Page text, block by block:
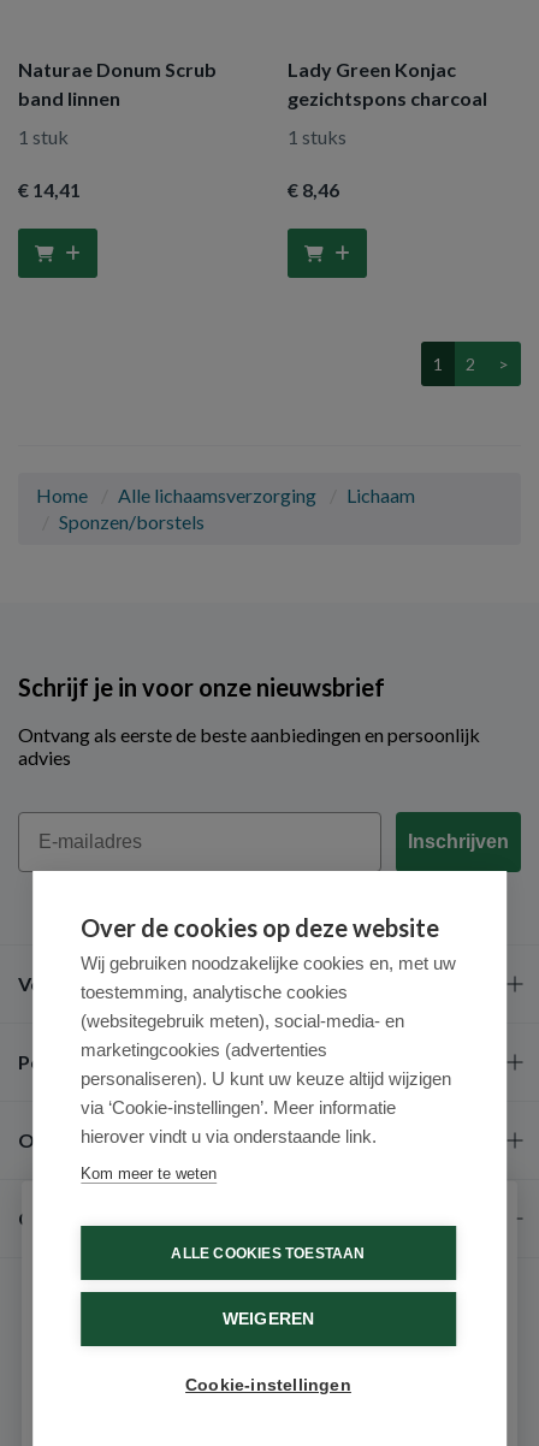
Naturae Donum Scrub
band linnen
1 stuk
€ 14,41
Lady Green Konjac
gezichtspons charcoal
1 stuks
€ 8,46
1 2 >
Home Alle lichaamsverzorging
Lichaam
Sponzen/borstels
Schrijf je in voor onze nieuwsbrief
Ontvang als eerste de beste aanbiedingen en persoonlijk
advies
Email
Inschrijven
Veel gestelde vragen
Populaire merken
Over ons
Contact
9.6 / 10 (531 beoordelingen)
Over de cookies op deze website
Wij gebruiken noodzakelijke cookies en, met uw
toestemming, analytische cookies
(websitegebruik meten), social-media- en
marketingcookies (advertenties
personaliseren). U kunt uw keuze altijd wijzigen
via ‘Cookie-instellingen’. Meer informatie
hierover vindt u via onderstaande link.
Kom meer te weten
ALLE COOKIES TOESTAAN
WEIGEREN
Cookie-instellingen
Schrijf je in voor onze nieuwsbrief
Ontvang als eerste de beste aanbiedingen en persoonlijk
advies